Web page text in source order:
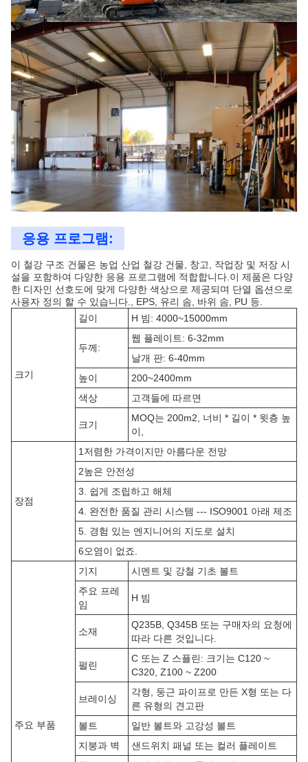
응용 프로그램:
이 철강 구조 건물은 농업 산업 철강 건물, 창고, 작업장 및 저장 시
설을 포함하여 다양한 응용 프로그램에 적합합니다.이 제품은 다양
한 디자인 선호도에 맞게 다양한 색상으로 제공되며 단열 옵션으로
사용자 정의 할 수 있습니다., EPS, 유리 솜, 바위 솜, PU 등.
크기
길이 H 빔: 4000~15000mm
두께:
웹 플레이트: 6-32mm
날개 판: 6-40mm
높이
200~2400mm
색상
고객들에 따르면
크기
MOQ는 200m2, 너비 * 길이 * 윗층 높
이,
장점
1저렴한 가격이지만 아름다운 전망
2높은 안전성
3. 쉽게 조립하고 해체
4. 완전한 품질 관리 시스템 --- ISO9001 아래 제조
5. 경험 있는 엔지니어의 지도로 설치
6오염이 없죠.
주요 부품
기지
시멘트 및 강철 기초 볼트
주요 프레
임
H 빔
소재
Q235B, Q345B 또는 구매자의 요청에
따라 다른 것입니다.
펄린
C 또는 Z 스플린: 크기는 C120 ~
C320, Z100 ~ Z200
브레이싱
각형, 둥근 파이프로 만든 X형 또는 다
른 유형의 견고판
볼트
일반 볼트와 고강성 볼트
지붕과 벽
샌드위치 패널 또는 컬러 플레이트